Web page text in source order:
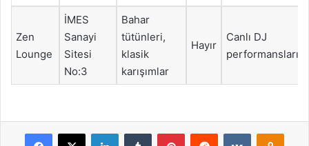
Zen
Lounge
İMES
Sanayi
Sitesi
No:3
Bahar
tütünleri,
klasik
karışımlar
Hayır
Canlı DJ
performansları
Facebook
X LinkedInTumblr PinterestReddit VKontakte